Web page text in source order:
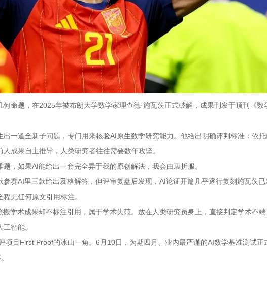
命题，在2025年被布朗大学数学家理查德·施瓦茨正式破解，成果刊发于顶刊《数
一道全新子问题，专门用来核验AI原生数学研究能力。他给出明确评判标准：依
成果自主推导，人类研究者往往需要数年攻坚。
，如果AI能给出一套完全异于我的原创解法，我会由衷折服。
赛AI里三款给出及格解答，但评审复盘后发现，AI论证开篇几乎逐行复刻施瓦茨
无任何原文引用标注。
学术成果却不标注引用，属于学术失范。放在人类研究员身上，直接判定学术不
智能。
项目First Proof的冰山一角。6月10日，为期四月、业内最严谨的AI数学基准测试正